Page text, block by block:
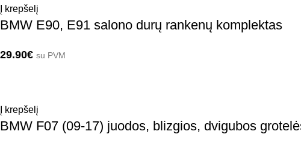
Į krepšelį
BMW E90, E91 salono durų rankenų komplektas
29.90€ su PVM
Į krepšelį
BMW F07 (09-17) juodos, blizgios, dvigubos